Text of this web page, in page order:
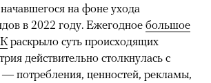
на фоне ухода
в 2022 году. Ежегодное большое
раскрыло суть происходящих
действительно столкнулась с
потребления, ценностей, рекламы,